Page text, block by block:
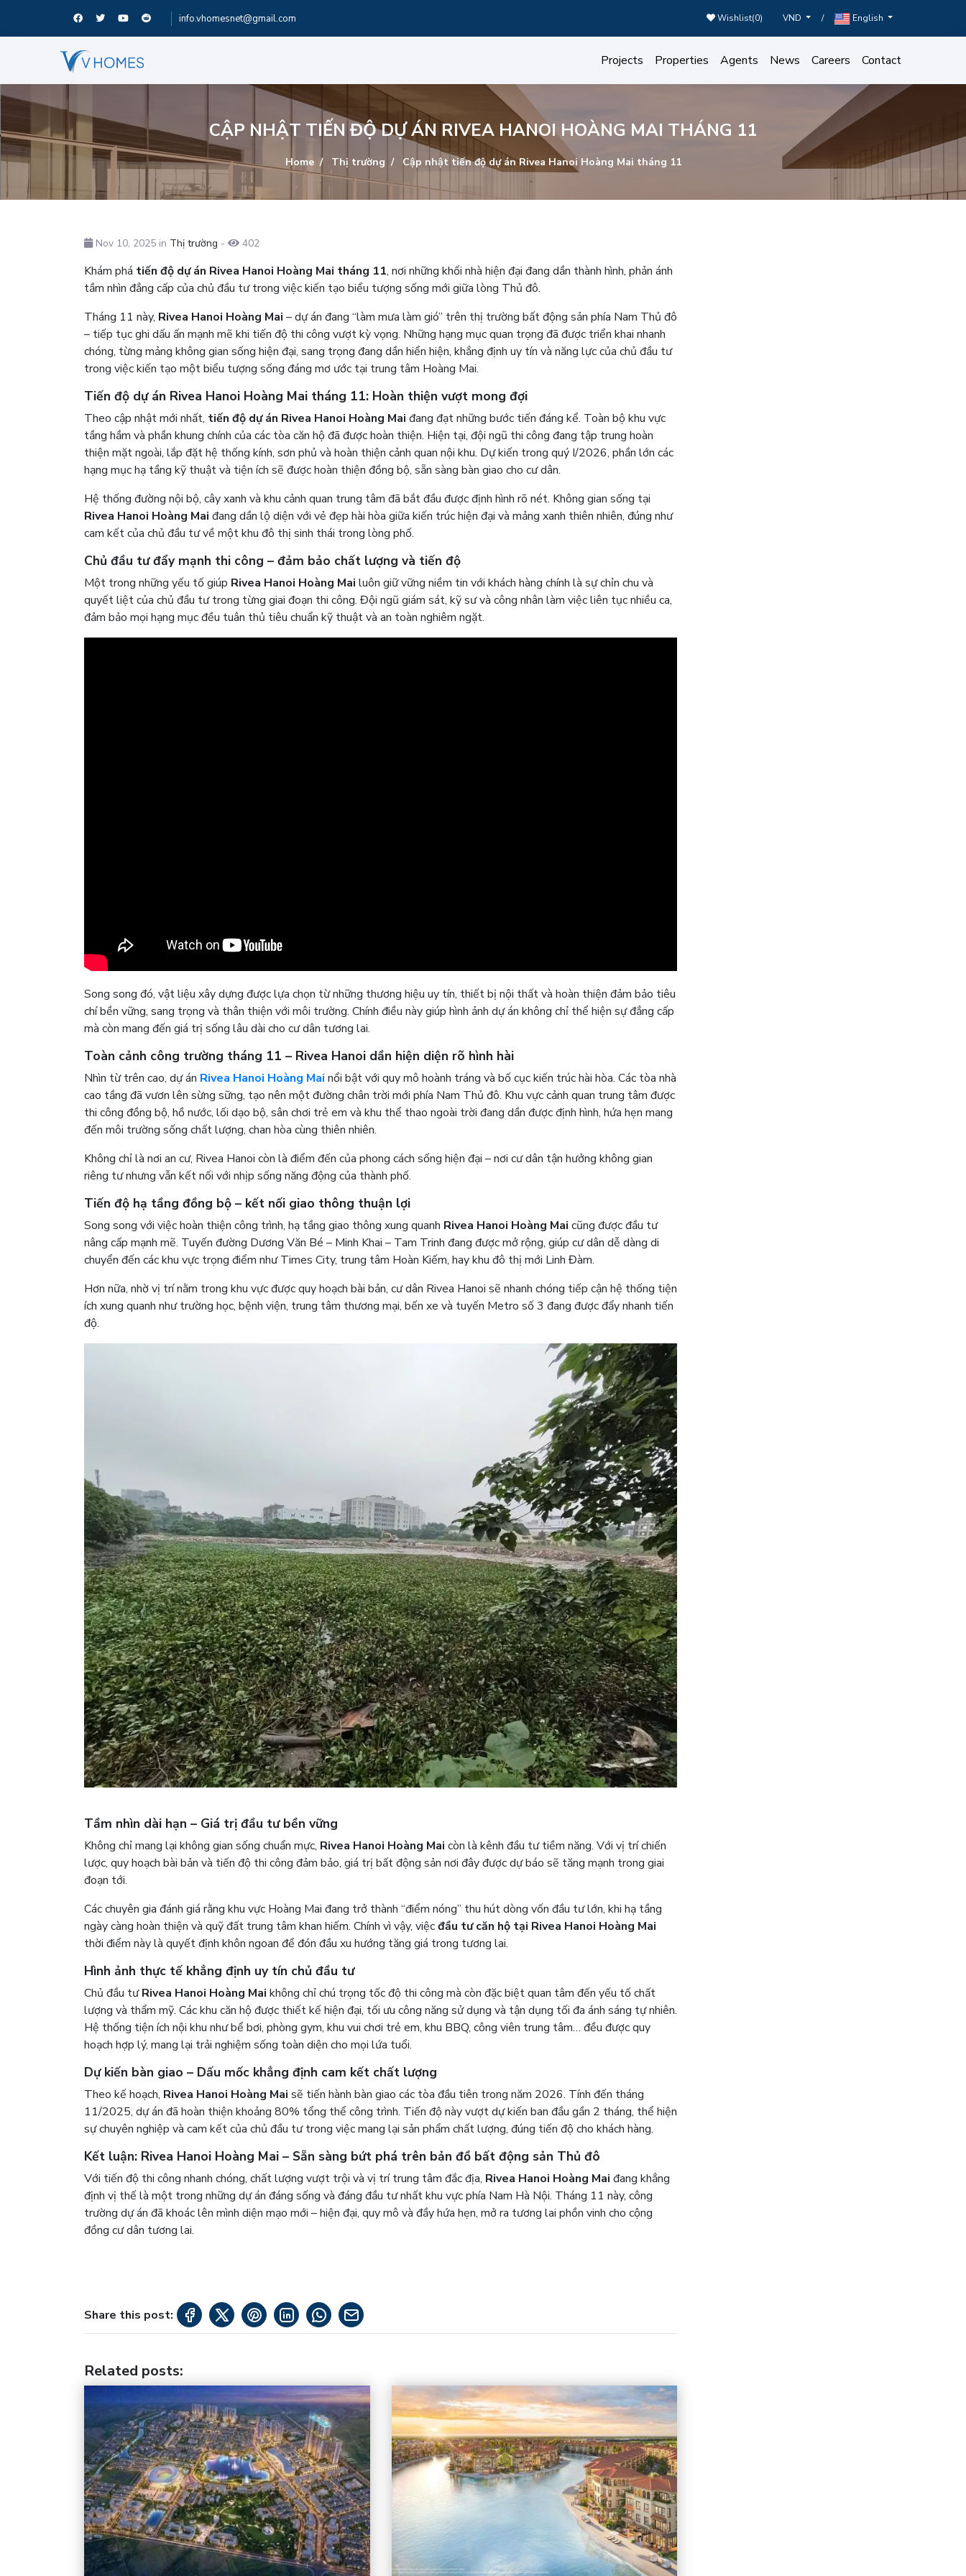
info.vhomesnet@gmail.com Wishlist(0) VND / English
Projects Properties Agents News Careers Contact
CẬP NHẬT TIẾN ĐỘ DỰ ÁN RIVEA HANOI HOÀNG MAI THÁNG 11
Home Thị trường Cập nhật tiến độ dự án Rivea Hanoi Hoàng Mai tháng 11
Nov 10, 2025 in Thị trường - 402
Khám phá tiến độ dự án Rivea Hanoi Hoàng Mai tháng 11, nơi những khối nhà hiện đại đang dần thành hình, phản ánh
tầm nhìn đẳng cấp của chủ đầu tư trong việc kiến tạo biểu tượng sống mới giữa lòng Thủ đô.
Tháng 11 này, Rivea Hanoi Hoàng Mai – dự án đang “làm mưa làm gió” trên thị trường bất động sản phía Nam Thủ đô
– tiếp tục ghi dấu ấn mạnh mẽ khi tiến độ thi công vượt kỳ vọng. Những hạng mục quan trọng đã được triển khai nhanh
chóng, từng mảng không gian sống hiện đại, sang trọng đang dần hiển hiện, khẳng định uy tín và năng lực của chủ đầu tư
trong việc kiến tạo một biểu tượng sống đáng mơ ước tại trung tâm Hoàng Mai.
Tiến độ dự án Rivea Hanoi Hoàng Mai tháng 11: Hoàn thiện vượt mong đợi
Theo cập nhật mới nhất, tiến độ dự án Rivea Hanoi Hoàng Mai đang đạt những bước tiến đáng kể. Toàn bộ khu vực
tầng hầm và phần khung chính của các tòa căn hộ đã được hoàn thiện. Hiện tại, đội ngũ thi công đang tập trung hoàn
thiện mặt ngoài, lắp đặt hệ thống kính, sơn phủ và hoàn thiện cảnh quan nội khu. Dự kiến trong quý I/2026, phần lớn các
hạng mục hạ tầng kỹ thuật và tiện ích sẽ được hoàn thiện đồng bộ, sẵn sàng bàn giao cho cư dân.
Hệ thống đường nội bộ, cây xanh và khu cảnh quan trung tâm đã bắt đầu được định hình rõ nét. Không gian sống tại
Rivea Hanoi Hoàng Mai đang dần lộ diện với vẻ đẹp hài hòa giữa kiến trúc hiện đại và mảng xanh thiên nhiên, đúng như
cam kết của chủ đầu tư về một khu đô thị sinh thái trong lòng phố.
Chủ đầu tư đẩy mạnh thi công – đảm bảo chất lượng và tiến độ
Một trong những yếu tố giúp Rivea Hanoi Hoàng Mai luôn giữ vững niềm tin với khách hàng chính là sự chỉn chu và
quyết liệt của chủ đầu tư trong từng giai đoạn thi công. Đội ngũ giám sát, kỹ sư và công nhân làm việc liên tục nhiều ca,
đảm bảo mọi hạng mục đều tuân thủ tiêu chuẩn kỹ thuật và an toàn nghiêm ngặt.
Song song đó, vật liệu xây dựng được lựa chọn từ những thương hiệu uy tín, thiết bị nội thất và hoàn thiện đảm bảo tiêu
chí bền vững, sang trọng và thân thiện với môi trường. Chính điều này giúp hình ảnh dự án không chỉ thể hiện sự đẳng cấp
mà còn mang đến giá trị sống lâu dài cho cư dân tương lai.
Toàn cảnh công trường tháng 11 – Rivea Hanoi dần hiện diện rõ hình hài
Nhìn từ trên cao, dự án Rivea Hanoi Hoàng Mai nổi bật với quy mô hoành tráng và bố cục kiến trúc hài hòa. Các tòa nhà
cao tầng đã vươn lên sừng sững, tạo nên một đường chân trời mới phía Nam Thủ đô. Khu vực cảnh quan trung tâm được
thi công đồng bộ, hồ nước, lối dạo bộ, sân chơi trẻ em và khu thể thao ngoài trời đang dần được định hình, hứa hẹn mang
đến môi trường sống chất lượng, chan hòa cùng thiên nhiên.
Không chỉ là nơi an cư, Rivea Hanoi còn là điểm đến của phong cách sống hiện đại – nơi cư dân tận hưởng không gian
riêng tư nhưng vẫn kết nối với nhịp sống năng động của thành phố.
Tiến độ hạ tầng đồng bộ – kết nối giao thông thuận lợi
Song song với việc hoàn thiện công trình, hạ tầng giao thông xung quanh Rivea Hanoi Hoàng Mai cũng được đầu tư
nâng cấp mạnh mẽ. Tuyến đường Dương Văn Bé – Minh Khai – Tam Trinh đang được mở rộng, giúp cư dân dễ dàng di
chuyển đến các khu vực trọng điểm như Times City, trung tâm Hoàn Kiếm, hay khu đô thị mới Linh Đàm.
Hơn nữa, nhờ vị trí nằm trong khu vực được quy hoạch bài bản, cư dân Rivea Hanoi sẽ nhanh chóng tiếp cận hệ thống tiện
ích xung quanh như trường học, bệnh viện, trung tâm thương mại, bến xe và tuyến Metro số 3 đang được đẩy nhanh tiến
độ.
Tầm nhìn dài hạn – Giá trị đầu tư bền vững
Không chỉ mang lại không gian sống chuẩn mực, Rivea Hanoi Hoàng Mai còn là kênh đầu tư tiềm năng. Với vị trí chiến
lược, quy hoạch bài bản và tiến độ thi công đảm bảo, giá trị bất động sản nơi đây được dự báo sẽ tăng mạnh trong giai
đoạn tới.
Các chuyên gia đánh giá rằng khu vực Hoàng Mai đang trở thành “điểm nóng” thu hút dòng vốn đầu tư lớn, khi hạ tầng
ngày càng hoàn thiện và quỹ đất trung tâm khan hiếm. Chính vì vậy, việcđầu tư căn hộ tại Rivea Hanoi Hoàng Mai
thời điểm này là quyết định khôn ngoan để đón đầu xu hướng tăng giá trong tương lai.
Hình ảnh thực tế khẳng định uy tín chủ đầu tư
Chủ đầu tưRivea Hanoi Hoàng Mai không chỉ chú trọng tốc độ thi công mà còn đặc biệt quan tâm đến yếu tố chất
lượng và thẩm mỹ. Các khu căn hộ được thiết kế hiện đại, tối ưu công năng sử dụng và tận dụng tối đa ánh sáng tự nhiên.
Hệ thống tiện ích nội khu như bể bơi, phòng gym, khu vui chơi trẻ em, khu BBQ, công viên trung tâm… đều được quy
hoạch hợp lý, mang lại trải nghiệm sống toàn diện cho mọi lứa tuổi.
Dự kiến bàn giao – Dấu mốc khẳng định cam kết chất lượng
Theo kế hoạch, Rivea Hanoi Hoàng Mai sẽ tiến hành bàn giao các tòa đầu tiên trong năm 2026. Tính đến tháng
11/2025, dự án đã hoàn thiện khoảng 80% tổng thể công trình. Tiến độ này vượt dự kiến ban đầu gần 2 tháng, thể hiện
sự chuyên nghiệp và cam kết của chủ đầu tư trong việc mang lại sản phẩm chất lượng, đúng tiến độ cho khách hàng.
Kết luận: Rivea Hanoi Hoàng Mai – Sẵn sàng bứt phá trên bản đồ bất động sản Thủ đô
Với tiến độ thi công nhanh chóng, chất lượng vượt trội và vị trí trung tâm đắc địa, Rivea Hanoi Hoàng Mai đang khẳng
định vị thế là một trong những dự án đáng sống và đáng đầu tư nhất khu vực phía Nam Hà Nội. Tháng 11 này, công
trường dự án đã khoác lên mình diện mạo mới – hiện đại, quy mô và đầy hứa hẹn, mở ra tương lai phồn vinh cho cộng
đồng cư dân tương lai.
Share this post:
Related posts: